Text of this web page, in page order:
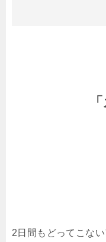
2日間もどってこな